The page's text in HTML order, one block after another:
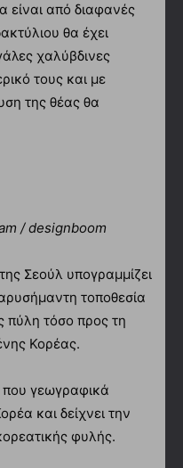
είναι από διαφανές
θα έχει
χαλύβδινες
τους και με
της θέας θα
/ designboom
Σεούλ υπογραμμίζει
τοποθεσία
πύλη τόσο προς τη
Κορέας.
που γεωγραφικά
και δείχνει την
φυλής.